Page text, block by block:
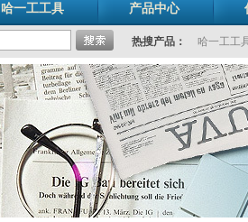
哈一工工具 产品中心
热搜产品： 哈一工工